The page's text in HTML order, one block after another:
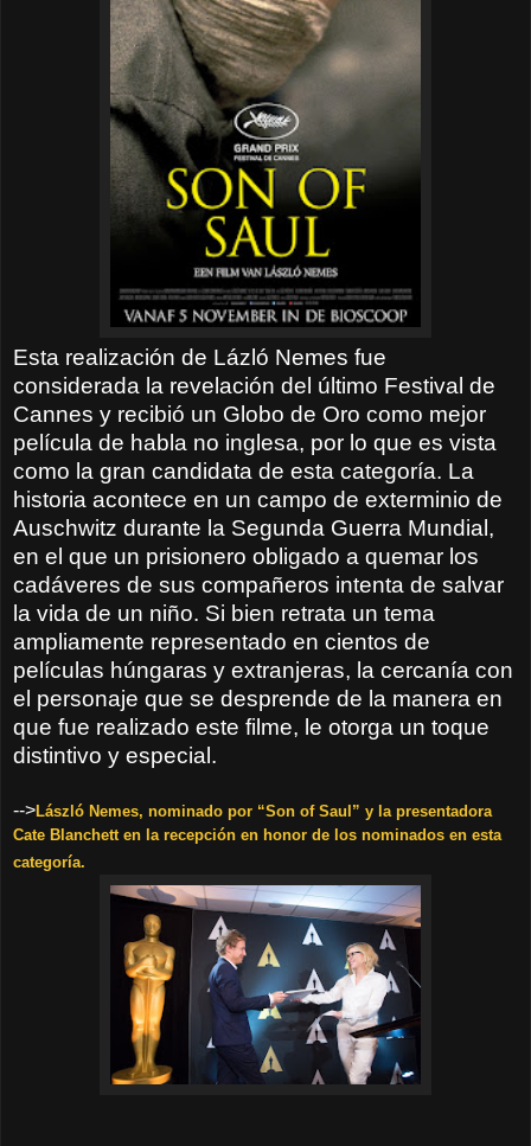
Esta realización de Lázló Nemes fue
considerada la revelación del último Festival de
Cannes y recibió un Globo de Oro como mejor
película de habla no inglesa, por lo que es vista
como la gran candidata de esta categoría. La
historia acontece en un campo de exterminio de
Auschwitz durante la Segunda Guerra Mundial,
en el que un prisionero obligado a quemar los
cadáveres de sus compañeros intenta de salvar
la vida de un niño. Si bien retrata un tema
ampliamente representado en cientos de
películas húngaras y extranjeras, la cercanía con
el personaje que se desprende de la manera en
que fue realizado este filme, le otorga un toque
distintivo y especial.
-->László Nemes, nominado por “Son of Saul” y la presentadora
Cate Blanchett en la recepción en honor de los nominados en esta
categoría.